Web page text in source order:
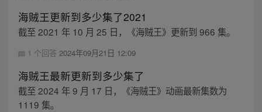
海贼王更新到多少集了2021
截至 2021 年 10 月 25 日，《海贼王》更新到 966 集。
1 个回答 2024年09月21日 12:09
海贼王最新更新到多少集了
截至 2024 年 9 月 17 日，《海贼王》动画最新集数为
1119 集。